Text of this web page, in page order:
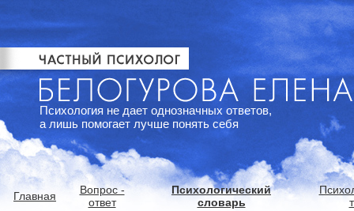
Психология не дает однозначных ответов,
а лишь помогает лучше понять себя
Главная
Вопрос -
ответ
Психологический
словарь